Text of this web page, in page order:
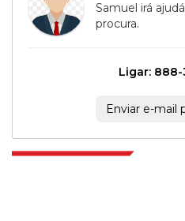
Samuel irá
procura.
Ligar: 888-
Enviar e-mail